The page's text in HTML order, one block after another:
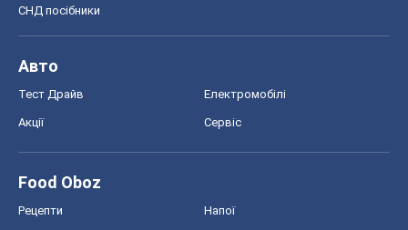
СНД посібники
Авто
Тест Драйв Електромобілі
Акції Сервіс
Food Oboz
Рецепти Напої